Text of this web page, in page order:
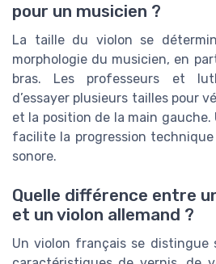
pour un musicien ?
La taille du violon se
morphologie du musicien, en
bras. Les professeurs et
d’essayer plusieurs tailles pour
et la position de la main
facilite la progression
sonore.
Quelle différence entre
et un violon allemand ?
Un violon français se distingue